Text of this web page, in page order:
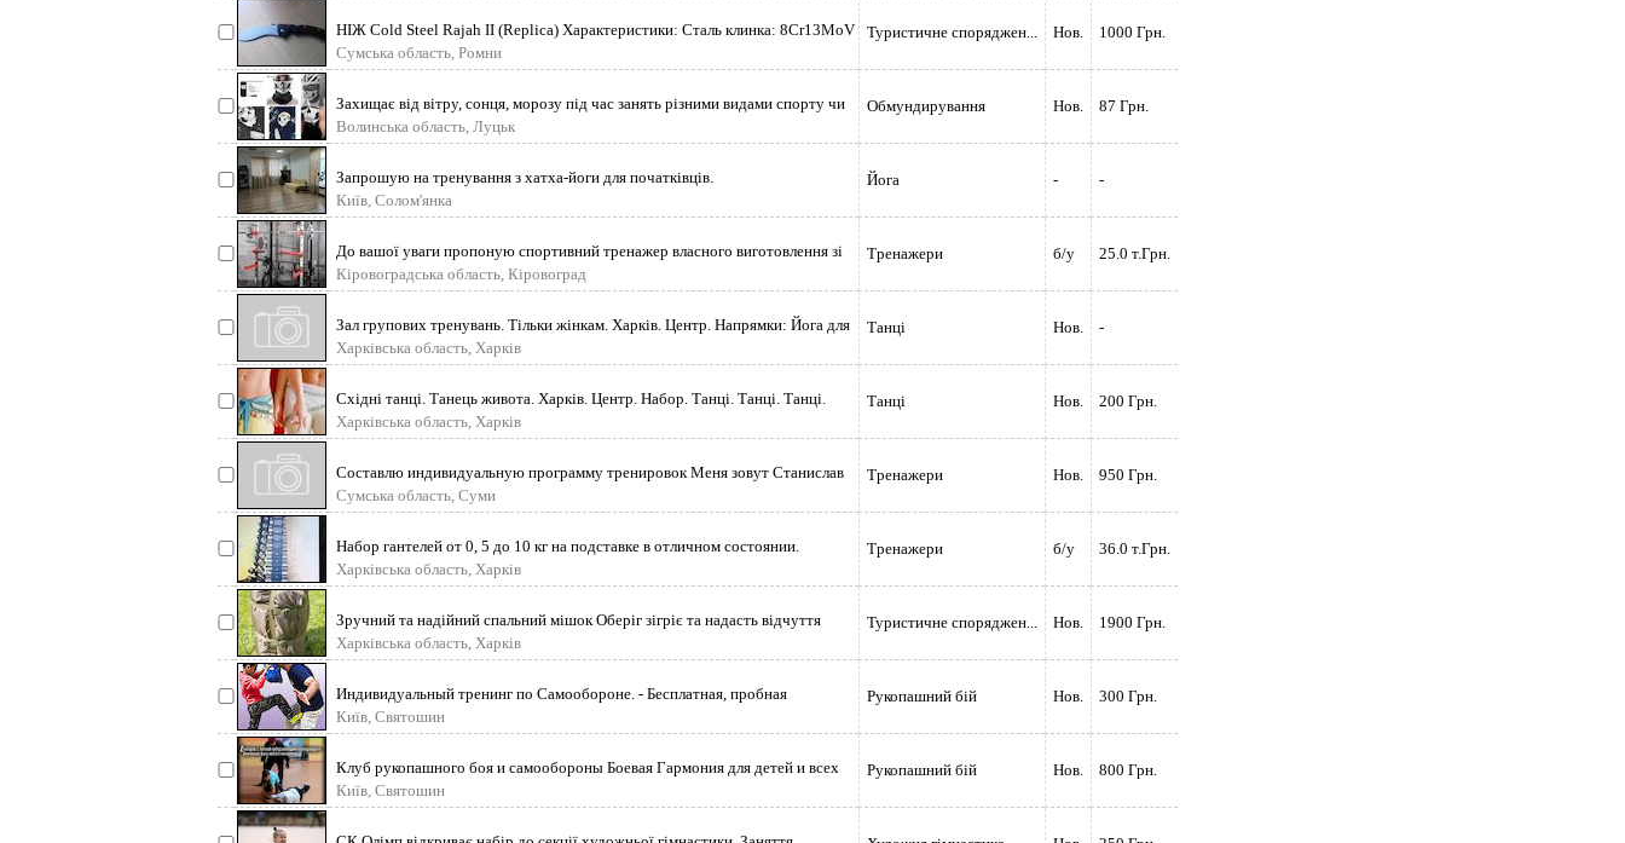
НІЖ Cold Steel Rajah II (Replica) Характеристики: Сталь клинка: 8Cr13MoV
Довжина но
Сумська область, Ромни
Туристичне споряджен... Нов. 1000 Грн.
Захищає від вітру, сонця, морозу під час занять різними видами спорту чи
активного відпо
Волинська область, Луцьк
Обмундирування Нов. 87 Грн.
Запрошую на тренування з хатха-йоги для початківців.
Київ, Солом'янка
Йога - -
До вашої уваги пропоную спортивний тренажер власного виготовлення зі
збереженням стандар
Кіровоградська область, Кіровоград
Тренажери б/у 25.0 т.Грн.
Зал групових тренувань. Тільки жінкам. Харків. Центр. Напрямки: Йога для
початкі
Харківська область, Харків
Танці Нов. -
Східні танці. Танець живота. Харків. Центр. Набор. Танці. Танці. Танці.
Нова г
Харківська область, Харків
Танці Нов. 200 Грн.
Составлю индивидуальную программу тренировок Меня зовут Станислав
Михайловский. Я –
Сумська область, Суми
Тренажери Нов. 950 Грн.
Набор гантелей от 0, 5 до 10 кг на подставке в отличном состоянии.
Желательно самовывоз
Харківська область, Харків
Тренажери б/у 36.0 т.Грн.
Зручний та надійний спальний мішок Оберіг зігріє та надасть відчуття
комфорту у потрібни
Харківська область, Харків
Туристичне споряджен... Нов. 1900 Грн.
Индивидуальный тренинг по Самообороне. - Бесплатная, пробная
тренировка определяет
Київ, Святошин
Рукопашний бій Нов. 300 Грн.
Клуб рукопашного боя и самообороны Боевая Гармония для детей и всех
желающих В клуб
Київ, Святошин
Рукопашний бій Нов. 800 Грн.